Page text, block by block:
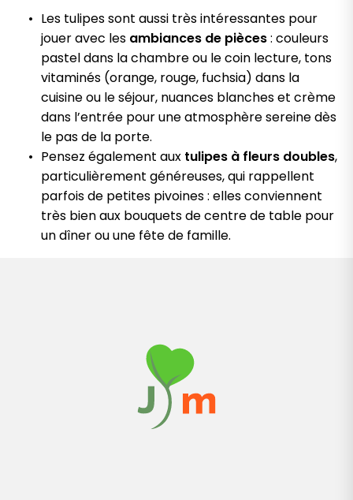
Les tulipes sont aussi très intéressantes pour
jouer avec les ambiances de pièces: couleurs
pastel dans la chambre ou le coin lecture, tons
vitaminés (orange, rouge, fuchsia) dans la
cuisine ou le séjour, nuances blanches et crème
dans l’entrée pour une atmosphère sereine dès
le pas de la porte.
Pensez également aux tulipes à fleurs doubles,
particulièrement généreuses, qui rappellent
parfois de petites pivoines : elles conviennent
très bien aux bouquets de centre de table pour
un dîner ou une fête de famille.